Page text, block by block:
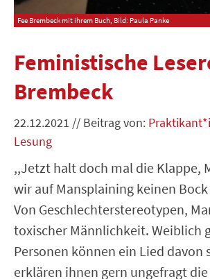
Fee Brembeck mit ihrem Buch, Bild: Paula Panke
Feministische
Brembeck
22.12.2021 // Beitrag von:
Lesung
,,Jetzt halt doch mal die Klappe,
wir auf Mansplaining keinen
Von Geschlechterstereotypen,
toxischer Männlichkeit. Weiblich
Personen können ein Lied davon
erklären ihnen gern ungefragt die